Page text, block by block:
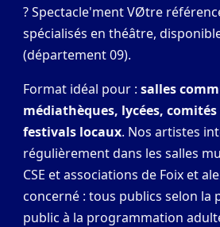
? Spectacle'ment VØtre
spécialisés en théâtre,
(département 09).
Format idéal pour : salles
médiathèques, lycées,
festivals locaux. Nos artistes
régulièrement dans les salles
CSE et associations de Foix et
concerné : tous publics selon la
public à la programmation